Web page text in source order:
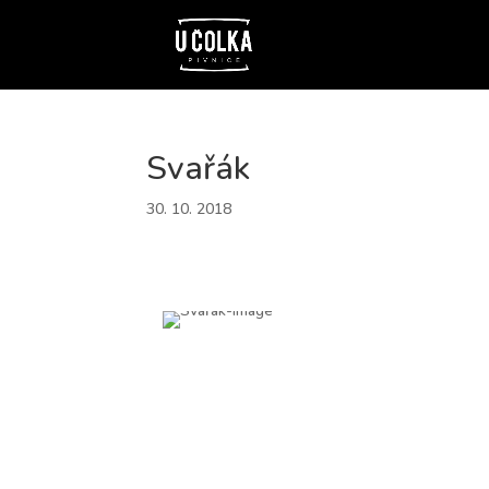
Svařák
30. 10. 2018